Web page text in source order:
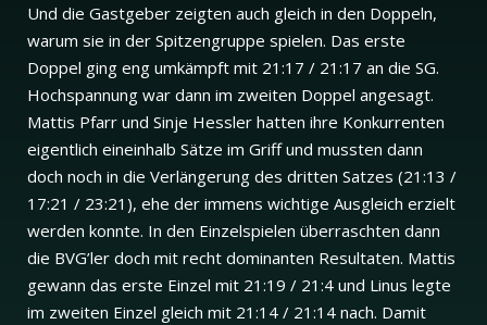
Und die Gastgeber zeigten auch gleich in den Doppeln,
warum sie in der Spitzengruppe spielen. Das erste
Doppel ging eng umkämpft mit 21:17 / 21:17 an die SG.
Hochspannung war dann im zweiten Doppel angesagt.
Mattis Pfarr und Sinje Hessler hatten ihre Konkurrenten
eigentlich eineinhalb Sätze im Griff und mussten dann
doch noch in die Verlängerung des dritten Satzes (21:13 /
17:21 / 23:21), ehe der immens wichtige Ausgleich erzielt
werden konnte. In den Einzelspielen überraschten dann
die BVG’ler doch mit recht dominanten Resultaten. Mattis
gewann das erste Einzel mit 21:19 / 21:4 und Linus legte
im zweiten Einzel gleich mit 21:14 / 21:14 nach. Damit